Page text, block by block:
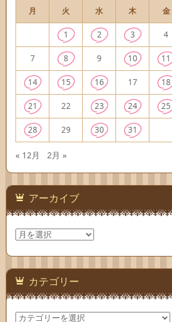
月
火 水 木 金
1 2 3 4
7 8 9 10 11
14 15 16 17 18
21 22 23 24 25
28 29 30 31
« 12月 2月 »
アーカイブ
ア
ー
カ
ブ カテゴリー
カ